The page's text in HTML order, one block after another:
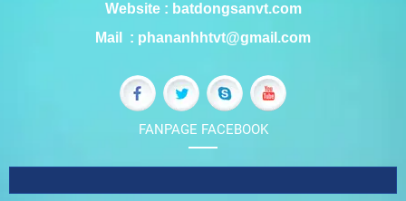
Website : batdongsanvt.com
Mail : phananhhtvt@gmail.com
FANPAGE FACEBOOK